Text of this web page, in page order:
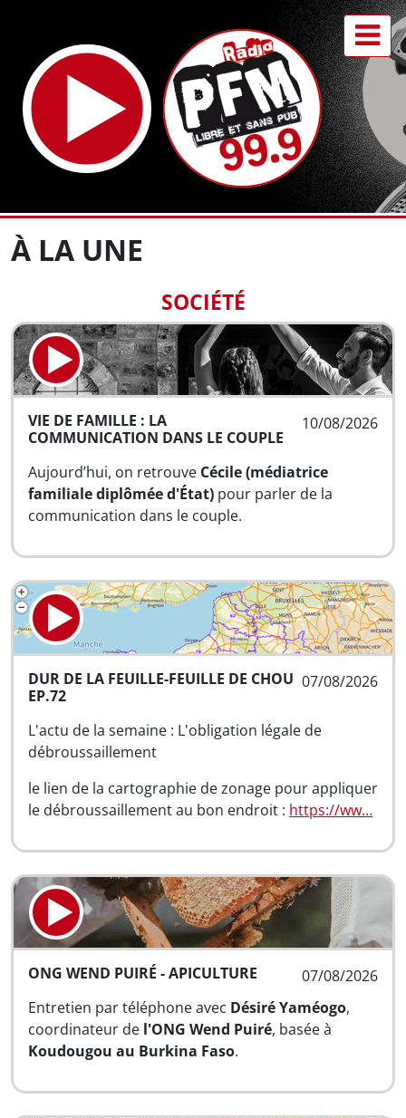
À LA UNE
SOCIÉTÉ
10/08/2026
VIE DE FAMILLE : LA
COMMUNICATION DANS LE COUPLE
Aujourd’hui, on retrouve Cécile (médiatrice
familiale diplômée d'État) pour parler de la
communication dans le couple.
07/08/2026
DUR DE LA FEUILLE-FEUILLE DE CHOU
EP.72
L'actu de la semaine : L'obligation légale de
débroussaillement
le lien de la cartographie de zonage pour appliquer
le débroussaillement au bon endroit : https://ww…
07/08/2026
ONG WEND PUIRÉ - APICULTURE
Entretien par téléphone avec Désiré Yaméogo,
coordinateur de l'ONG Wend Puiré, basée à
Koudougou au Burkina Faso.